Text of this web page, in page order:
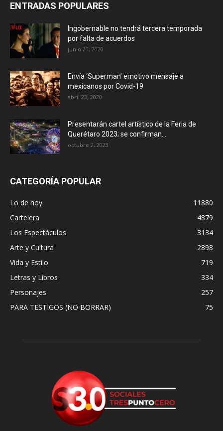
ENTRADAS POPULARES
Ingobernable no tendrá tercera temporada
por falta de acuerdos
junio 20, 2020
Envía ‘Superman’ emotivo mensaje a
mexicanos por Covid-19
abril 23, 2020
Presentarán cartel artístico de la Feria de
Querétaro 2023; se confirman...
octubre 2, 2023
CATEGORÍA POPULAR
Lo de hoy
11880
Cartelera
4879
Los Espectáculos
3134
Arte y Cultura
2898
Vida y Estilo
719
Letras y Libros
334
Personajes
257
PARA TESTIGOS (NO BORRAR)
75